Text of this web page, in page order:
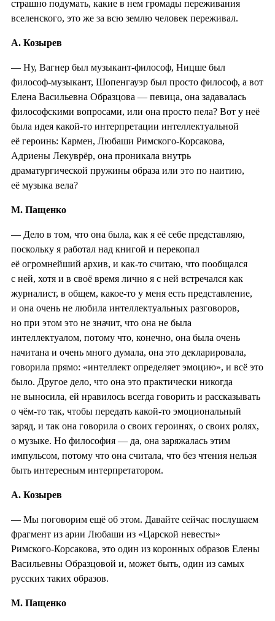
страшно подумать, какие в нем громады переживания
вселенского, это же за всю землю человек переживал.
А. Козырев
— Ну, Вагнер был музыкант-философ, Ницше был
философ-музыкант, Шопенгауэр был просто философ, а вот
Елена Васильевна Образцова — певица, она задавалась
философскими вопросами, или она просто пела? Вот у неё
была идея какой-то интерпретации интеллектуальной
её героинь: Кармен, Любаши Римского-Корсакова,
Адриены Лекуврёр, она проникала внутрь
драматургической пружины образа или это по наитию,
её музыка вела?
М. Пащенко
— Дело в том, что она была, как я её себе представляю,
поскольку я работал над книгой и перекопал
её огромнейший архив, и как-то считаю, что пообщался
с ней, хотя и в своё время лично я с ней встречался как
журналист, в общем, какое-то у меня есть представление,
и она очень не любила интеллектуальных разговоров,
но при этом это не значит, что она не была
интеллектуалом, потому что, конечно, она была очень
начитана и очень много думала, она это декларировала,
говорила прямо: «интеллект определяет эмоцию», и всё это
было. Другое дело, что она это практически никогда
не выносила, ей нравилось всегда говорить и рассказывать
о чём-то так, чтобы передать какой-то эмоциональный
заряд, и так она говорила о своих героинях, о своих ролях,
о музыке. Но философия — да, она заряжалась этим
импульсом, потому что она считала, что без чтения нельзя
быть интересным интерпретатором.
А. Козырев
— Мы поговорим ещё об этом. Давайте сейчас послушаем
фрагмент из арии Любаши из «Царской невесты»
Римского-Корсакова, это один из коронных образов Елены
Васильевны Образцовой и, может быть, один из самых
русских таких образов.
М. Пащенко